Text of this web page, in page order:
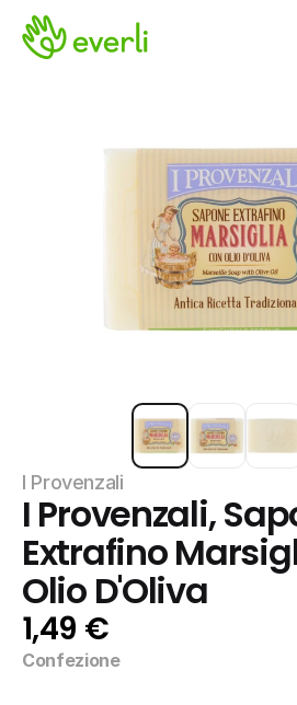
I Provenzali
I Provenzali,
Extrafino
Olio D'Oliva
1,49 €
Confezione